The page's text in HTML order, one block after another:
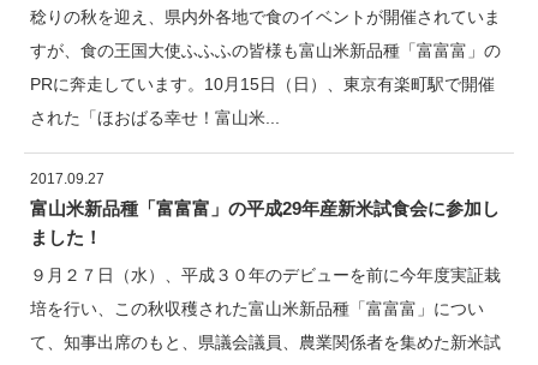
稔りの秋を迎え、県内外各地で食のイベントが開催されていま
すが、食の王国大使ふふふの皆様も富山米新品種「富富富」の
PRに奔走しています。10月15日（日）、東京有楽町駅で開催
された「ほおばる幸せ！富山米...
2017.09.27
富山米新品種「富富富」の平成29年産新米試食会に参加し
ました！
９月２７日（水）、平成３０年のデビューを前に今年度実証栽
培を行い、この秋収穫された富山米新品種「富富富」につい
て、知事出席のもと、県議会議員、農業関係者を集めた新米試